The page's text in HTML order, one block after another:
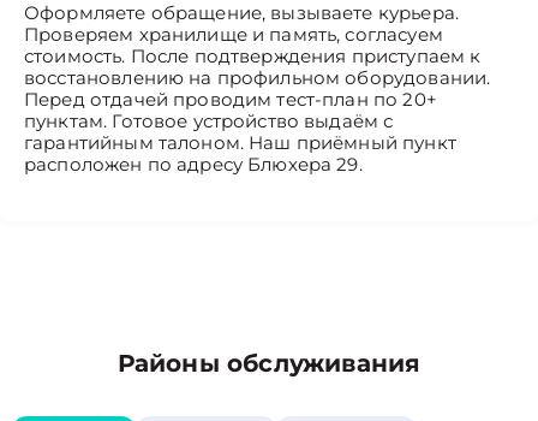
Оформляете обращение, вызываете курьера.
Проверяем хранилище и память, согласуем
стоимость. После подтверждения приступаем к
восстановлению на профильном оборудовании.
Перед отдачей проводим тест-план по 20+
пунктам. Готовое устройство выдаём с
гарантийным талоном. Наш приёмный пункт
расположен по адресу Блюхера 29.
Районы обслуживания